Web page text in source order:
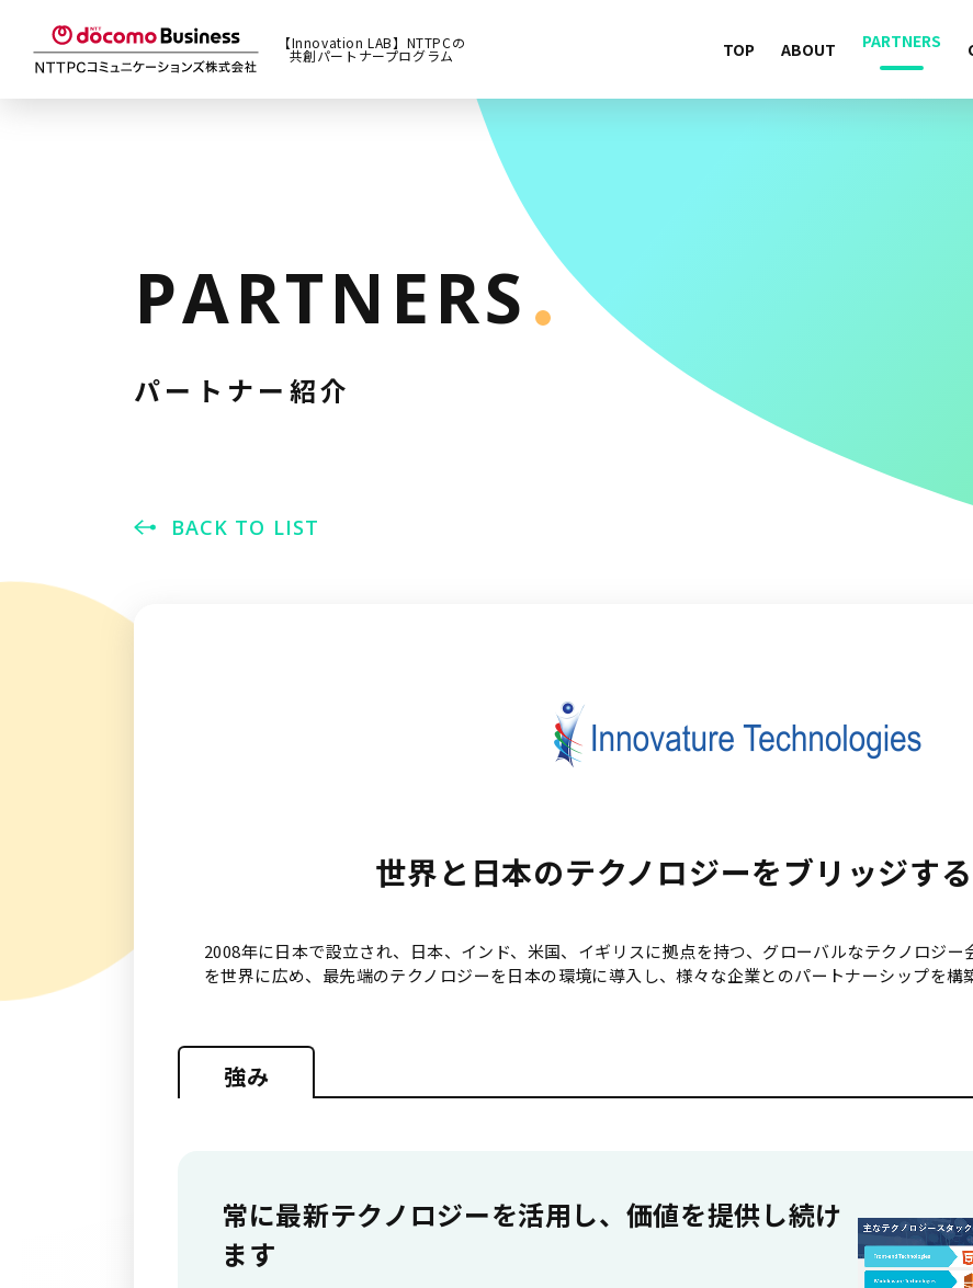
【Innovation LAB】NTTPCの
共創パートナープログラム TOP ABOUT PARTNERS
PARTNERS
パートナー紹介
BACK TO LIST
世界と日本のテクノロジーをブリッジす
2008年に日本で設立され、日本、インド、米国、イギリスに拠点を持つ、グローバルなテクノロジ
を世界に広め、最先端のテクノロジーを日本の環境に導入し、様々な企業とのパートナーシップを構
強み
常に最新テクノロジーを活用し、価値を提供し続け
ます